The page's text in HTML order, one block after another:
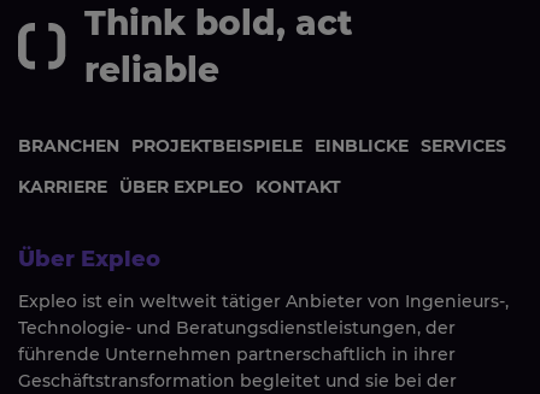
Think bold, act
reliable
BRANCHEN PROJEKTBEISPIELE EINBLICKE SERVICES
KARRIERE
ÜBER EXPLEO KONTAKT
Über Expleo
Expleo ist ein weltweit tätiger Anbieter von Ingenieurs-,
Technologie- und Beratungsdienstleistungen, der
führende Unternehmen partnerschaftlich in ihrer
Geschäftstransformation begleitet und sie bei der